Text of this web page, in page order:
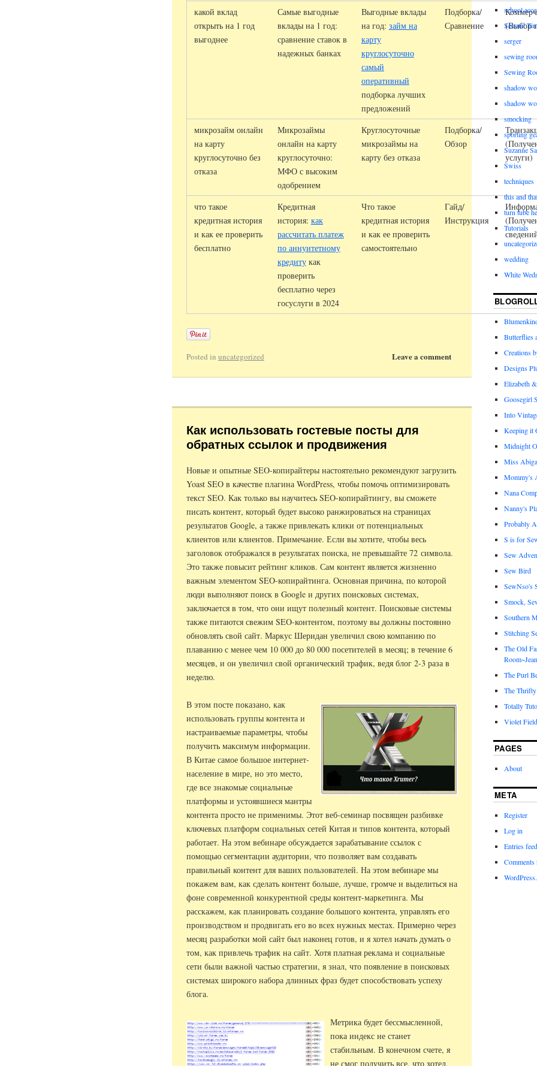
какой вклад
открыть на 1 год
выгоднее
Самые выгодные
вклады на 1 год:
сравнение ставок в
надежных банках
Выгодные вклады
на год: займ на
карту
круглосуточно
самый
оперативный
подборка лучших
предложений
Подборка/
Сравнение
(Выбор
микрозайм онлайн
на карту
круглосуточно без
отказа
Микрозаймы
онлайн на карту
круглосуточно:
МФО с высоким
одобрением
Круглосуточные
микрозаймы на
карту без отказа
Подборка/
Обзор
услуги)
что такое
кредитная история
и как ее проверить
бесплатно
Кредитная
история: как
рассчитать платеж
по аннуитетному
кредитукак
проверить
бесплатно через
госуслуги в 2024
Что такое
кредитная история
и как ее проверить
самостоятельно
Гайд/
Инструкция
Leave a comment
Posted in uncategorized
Как использовать гостевые посты для
обратных ссылок и продвижения
Новые и опытные SEO-копирайтеры настоятельно рекомендуют загрузить
Yoast SEO в качестве плагина WordPress, чтобы помочь оптимизировать
текст SEO. Как только вы научитесь SEO-копирайтингу, вы сможете
писать контент, который будет высоко ранжироваться на страницах
результатов Google, а также привлекать клики от потенциальных
клиентов или клиентов. Примечание. Если вы хотите, чтобы весь
заголовок отображался в результатах поиска, не превышайте 72 символа.
Это также повысит рейтинг кликов. Сам контент является жизненно
важным элементом SEO-копирайтинга. Основная причина, по которой
люди выполняют поиск в Google и других поисковых системах,
заключается в том, что они ищут полезный контент. Поисковые системы
также питаются свежим SEO-контентом, поэтому вы должны постоянно
обновлять свой сайт. Маркус Шеридан увеличил свою компанию по
плаванию с менее чем 10 000 до 80 000 посетителей в месяц; в течение 6
месяцев, и он увеличил свой органический трафик, ведя блог 2-3 раза в
неделю.
В этом посте показано, как
использовать группы контента и
настраиваемые параметры, чтобы
получить максимум информации.
В Китае самое большое интернет-
население в мире, но это место,
где все знакомые социальные
платформы и устоявшиеся мантры
контента просто не применимы. Этот веб-семинар посвящен разбивке
ключевых платформ социальных сетей Китая и типов контента, который
работает. На этом вебинаре обсуждается зарабатывание ссылок с
помощью сегментации аудитории, что позволяет вам создавать
правильный контент для ваших пользователей. На этом вебинаре мы
покажем вам, как сделать контент больше, лучше, громче и выделиться на
фоне современной конкурентной среды контент-маркетинга. Мы
расскажем, как планировать создание большого контента, управлять его
производством и продвигать его во всех нужных местах. Примерно через
месяц разработки мой сайт был наконец готов, и я хотел начать думать о
том, как привлечь трафик на сайт. Хотя платная реклама и социальные
сети были важной частью стратегии, я знал, что появление в поисковых
системах широкого набора длинных фраз будет способствовать успеху
блога.
Метрика будет бессмысленной,
пока индекс не станет
стабильным. В конечном счете, я
не смог получить все, что хотел,
school
Second
serger
sewing
Sewing
shadow
shadow
smocking
sporting
Suzanne
Swiss
techniques
this and
turn tube
Tutorials
wedding
White
Butterflies
Creations
Designs
Elizabeth
Goosegirl
Into
Keeping it
Midnight
Miss
Mommy's
Nana
Nanny's
Probably
S is for
Sew
Sew Bird
SewNso's
Smock,
Southern
Stitching
The Old
The Purl
The
Totally
Violet
PAGES
About
META
Register
Log in
Entries feed
Comments